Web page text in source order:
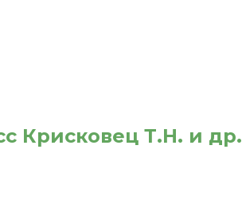
Крисковец Т.Н. и др.